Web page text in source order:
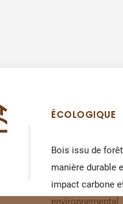
ÉCOLOGIQUE
Bois issu de
manière durable
impact carbone
environnemental